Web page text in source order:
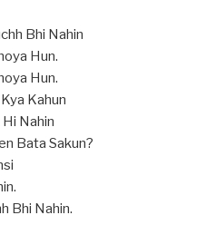
Bhi Nahin
Hun.
Hun.
Kahun
Nahin
Bata Sakun?
Bhi Nahin.